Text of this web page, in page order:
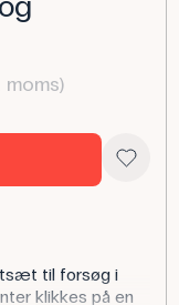
moms)
til forsøg i
klikkes på en